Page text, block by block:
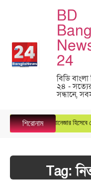
BD
24
বিডি
২৪ -
সন্ধানে,
শিরোনাম
গ্রুপে জেনারেল ম্যানেজার হিসেবে
Tag: